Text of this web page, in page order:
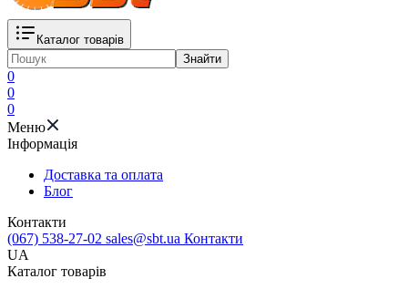
Каталог товарів
Знайти
0
0
0
Меню
Iнформація
Доставка та оплата
Блог
Контакти
(067) 538-27-02 sales@sbt.ua Контакти
UA
Каталог товарів